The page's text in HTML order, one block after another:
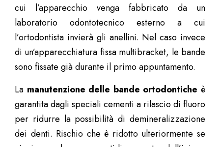
cui l’apparecchio venga fabbricato da un
laboratorio odontotecnico esterno a cui
l’ortodontista invierà gli anellini. Nel caso invece
di un’apparecchiatura fissa multibracket, le bande
sono fissate già durante il primo appuntamento.
La manutenzione delle bande ortodontiche è
garantita dagli speciali cementi a rilascio di fluoro
per ridurre la possibilità di demineralizzazione
dei denti. Rischio che è ridotto ulteriormente se